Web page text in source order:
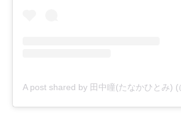
A post shared by 田中瞳(たなかひとみ)